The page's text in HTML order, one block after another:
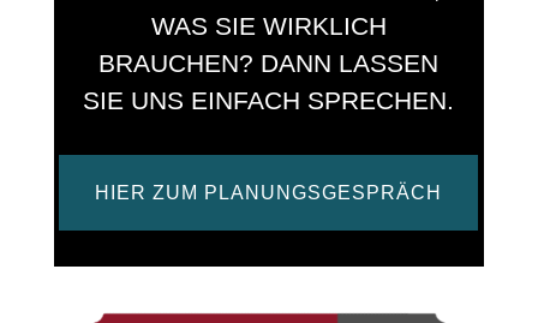
WAS SIE WIRKLICH
BRAUCHEN? DANN LASSEN
SIE UNS EINFACH SPRECHEN.
HIER ZUM PLANUNGSGESPRÄCH